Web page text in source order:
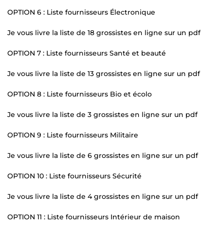
OPTION 6 : Liste fournisseurs Électronique
Je vous livre la liste de 18 grossistes en ligne sur un pdf
OPTION 7 : Liste fournisseurs Santé et beauté
Je vous livre la liste de 13 grossistes en ligne sur un pdf
OPTION 8 : Liste fournisseurs Bio et écolo
Je vous livre la liste de 3 grossistes en ligne sur un pdf
OPTION 9 : Liste fournisseurs Militaire
Je vous livre la liste de 6 grossistes en ligne sur un pdf
OPTION 10 : Liste fournisseurs Sécurité
Je vous livre la liste de 4 grossistes en ligne sur un pdf
OPTION 11 : Liste fournisseurs Intérieur de maison